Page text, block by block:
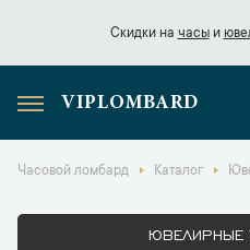
Скидки на часыи
Скидки начасы
VIPLOMBARD
Часовой ломбард Каталог
ЮВЕЛИРНЫЕ